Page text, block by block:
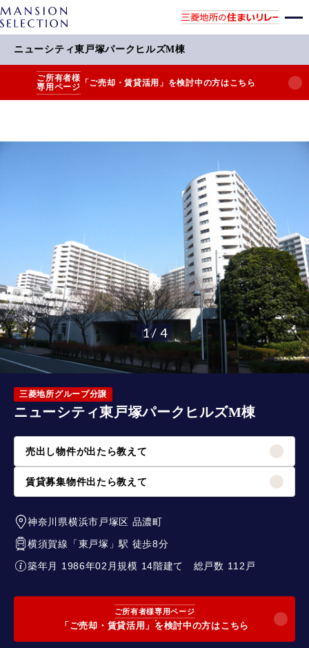
ニューシティ東戸塚パークヒルズM棟
ご所有者様
専用ページ 「ご売却・賃貸活用」を検討中の方はこちら
1 / 4
三菱地所グループ分譲
ニューシティ東戸塚パークヒルズM棟
売出し物件が出たら教えて
賃貸募集物件出たら教えて
神奈川県横浜市戸塚区 品濃町
横須賀線
「東戸塚 」駅 徒歩8分
築年月 1986年02月規模 14階建て 総戸数 112戸
ご所有者様専用ページ
「ご売却・賃貸活用」を検討中の方はこちら